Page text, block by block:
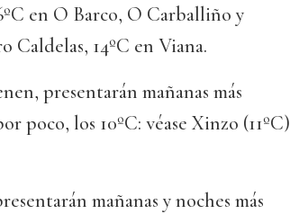
en O Barco, O Carballiño y
Caldelas, 14ºC en Viana.
presentarán mañanas más
poco, los 10ºC: véase Xinzo (11ºC)
mañanas y noches más